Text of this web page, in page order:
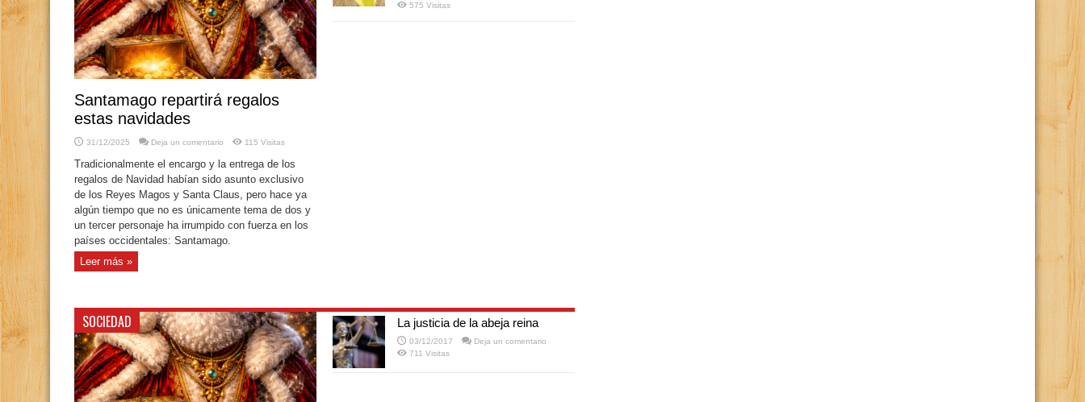
Santamago repartirá regalos
estas navidades
31/12/2025 Deja un comentario 115 Visitas
Tradicionalmente el encargo y la entrega de los
regalos de Navidad habían sido asunto exclusivo
de los Reyes Magos y Santa Claus, pero hace ya
algún tiempo que no es únicamente tema de dos y
un tercer personaje ha irrumpido con fuerza en los
países occidentales: Santamago.
Leer más »
575 Visitas
SOCIEDAD La justicia de la abeja reina
03/12/2017
Deja un comentario
711 Visitas